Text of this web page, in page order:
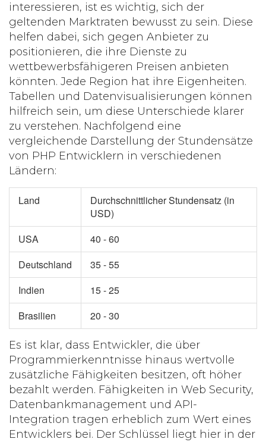
interessieren, ist es wichtig, sich der
geltenden Marktraten bewusst zu sein. Diese
helfen dabei, sich gegen Anbieter zu
positionieren, die ihre Dienste zu
wettbewerbsfähigeren Preisen anbieten
könnten. Jede Region hat ihre Eigenheiten.
Tabellen und Datenvisualisierungen können
hilfreich sein, um diese Unterschiede klarer
zu verstehen. Nachfolgend eine
vergleichende Darstellung der Stundensätze
von PHP Entwicklern in verschiedenen
Ländern:
Land
Durchschnittlicher Stundensatz (in
USD)
USA
40 - 60
Deutschland
35 - 55
Indien
15 - 25
Brasilien
20 - 30
Es ist klar, dass Entwickler, die über
Programmierkenntnisse hinaus wertvolle
zusätzliche Fähigkeiten besitzen, oft höher
bezahlt werden. Fähigkeiten in Web Security,
Datenbankmanagement und API-
Integration tragen erheblich zum Wert eines
Entwicklers bei. Der Schlüssel liegt hier in der